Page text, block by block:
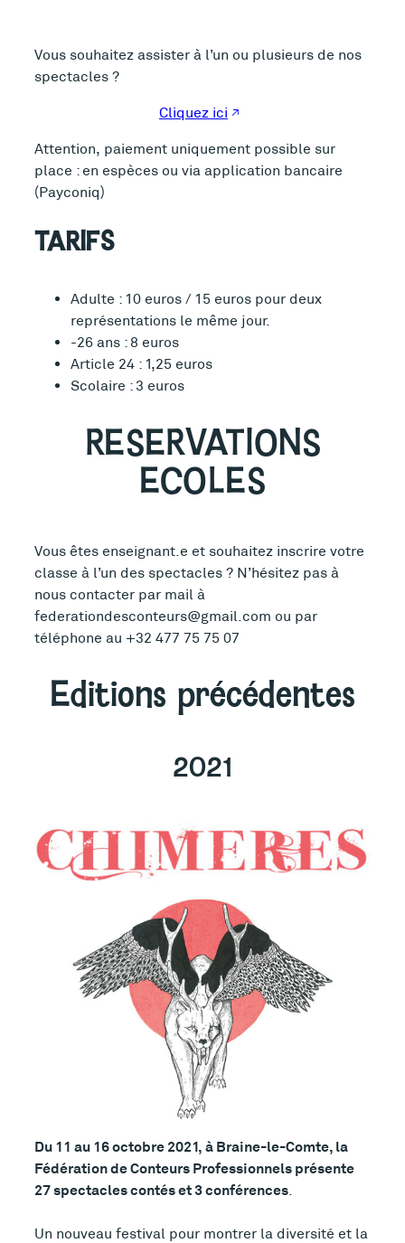
Vous souhaitez assister à l’un ou plusieurs de nos
spectacles ?
Cliquez ici
Attention, paiement uniquement possible sur
place : en espèces ou via application bancaire
(Payconiq)
TARIFS
Adulte : 10 euros / 15 euros pour deux
représentations le même jour.
-26 ans : 8 euros
Article 24 : 1,25 euros
Scolaire : 3 euros
RESERVATIONS
ECOLES
Vous êtes enseignant.e et souhaitez inscrire votre
classe à l’un des spectacles ? N’hésitez pas à
nous contacter par mail à
federationdesconteurs@gmail.com ou par
téléphone au +32 477 75 75 07
Editions précédentes
2021
Du 11 au 16 octobre 2021, à Braine-le-Comte, la
Fédération de Conteurs Professionnels présente
27 spectacles contés et 3 conférences.
Un nouveau festival pour montrer la diversité et la